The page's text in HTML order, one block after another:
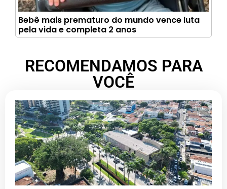
Bebê mais prematuro do mundo vence luta
pela vida e completa 2 anos
RECOMENDAMOS PARA
VOCÊ